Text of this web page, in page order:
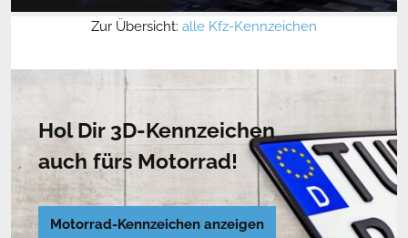
Zur Übersicht: alle Kfz-Kennzeichen
Hol Dir 3D-Kennzeichen
auch fürs Motorrad!
Motorrad-Kennzeichen anzeigen